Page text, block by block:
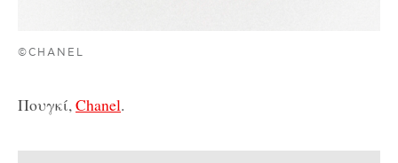
©CHANEL
Πουγκί,Chanel.